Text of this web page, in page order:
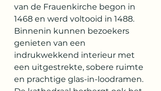
van de Frauenkirche begon in
1468 en werd voltooid in 1488.
Binnenin kunnen bezoekers
genieten van een
indrukwekkend interieur met
een uitgestrekte, sobere ruimte
en prachtige glas-in-loodramen.